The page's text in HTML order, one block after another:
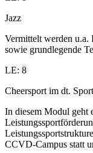
Jazz
Vermittelt werden u.a.
sowie grundlegende
LE: 8
Cheersport im dt.
In diesem Modul geht
CCVD-Campus statt